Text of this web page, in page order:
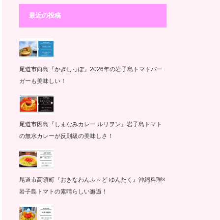
最近の投稿
尾道市向島『かぎしっぽ』2026年の岩子島トマトバー
ガーも美味しい！
尾道市因島『しまなみカレー ルリヲン』岩子島トマト
の無水カレーが反則級の美味しさ！
尾道市高須町『おきなわんふ～ど ゆんたく』沖縄料理×
岩子島トマトの素晴らしい邂逅！